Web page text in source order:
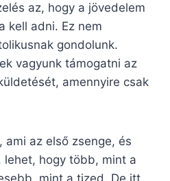
az, hogy a jövedelem
kell adni. Ez nem
gondolunk.
vagyunk támogatni az
amennyire csak
az első zsenge, és
lehet, hogy több, mint a